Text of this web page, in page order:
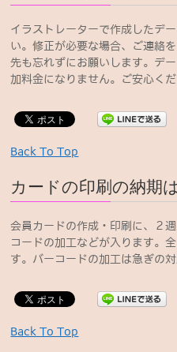
イラストレーターで作成したデ
い。修正が必要な場合、ご連絡
先も忘れずにお願いします。デ
加料金になりません。ご安心くだ
Back To Top
カードの印刷の納期
会員カードの作成・印刷に、２
コードの加工などが入ります。
す。バーコードの加工は急ぎの対
Back To Top